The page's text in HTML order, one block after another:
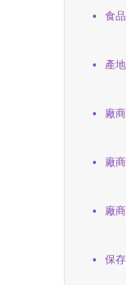
食
產
廠
廠
廠
保